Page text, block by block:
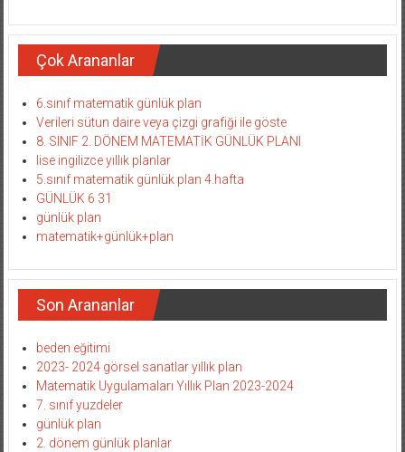
Çok Arananlar
6.sınıf matematik günlük plan
Verileri sütun daire veya çizgi grafiği ile göste
8. SINIF 2. DÖNEM MATEMATİK GÜNLÜK PLANI
lise ingilizce yıllık planlar
5.sınıf matematik günlük plan 4.hafta
GÜNLÜK 6 31
günlük plan
matematik+günlük+plan
Son Arananlar
beden eğitimi
2023- 2024 görsel sanatlar yıllık plan
Matematik Uygulamaları Yıllık Plan 2023-2024
7. sınıf yuzdeler
günlük plan
2. dönem günlük planlar